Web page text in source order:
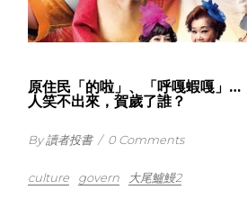
原住民「的啦」、「呼嘎蝦嘎」…
人笑不出來，賀歲了誰？
By 讀者投書 / 0 Comments
culture govern 大尾鱸鰻2